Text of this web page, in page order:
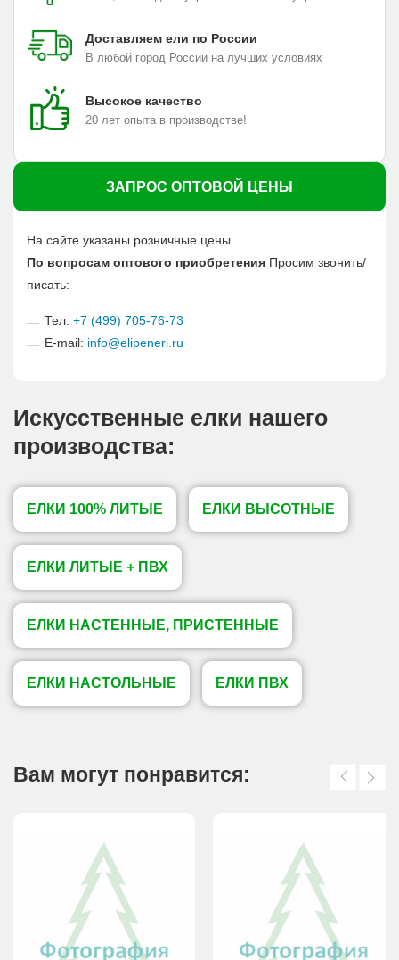
Доставляем ели по России
В любой город России на лучших условиях
Высокое качество
20 лет опыта в производстве!
ЗАПРОС ОПТОВОЙ ЦЕНЫ
На сайте указаны розничные цены.
По вопросам оптового приобретения Просим звонить/
писать:
Тел: +7 (499) 705-76-73
E-mail: info@elipeneri.ru
Искусственные елки нашего
производства:
ЕЛКИ 100% ЛИТЫЕ ЕЛКИ ВЫСОТНЫЕ
ЕЛКИ ЛИТЫЕ + ПВХ
ЕЛКИ НАСТЕННЫЕ, ПРИСТЕННЫЕ
ЕЛКИ НАСТОЛЬНЫЕ ЕЛКИ ПВХ
Вам могут понравится: